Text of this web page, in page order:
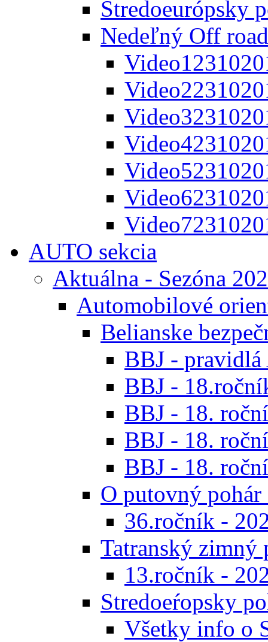
Stredoeurópsky
Nedeľný Off
AUTO sekcia
Aktuálna - Sezóna
Automobilové
Belianske
BBJ - pravidlá
BBJ -
BBJ - 18.
BBJ - 18.
BBJ - 18.
O putovný
36.ročník -
Tatranský zimný
13.ročník -
Stredoeŕopsky
Všetky info o